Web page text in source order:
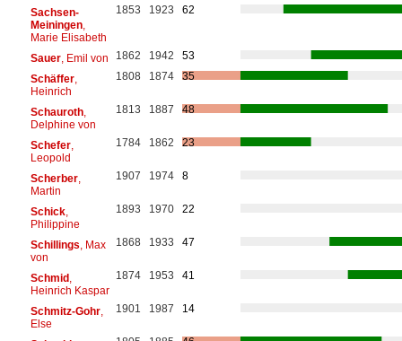
Sachsen-
Meiningen,
Marie Elisabeth
1853 1923 62
Sauer, Emil von 1862 1942
53
Schäffer,
Heinrich
1808 1874 35
Schauroth,
Delphine von
1813 1887 48
Schefer,
Leopold
1784 1862 23
Scherber,
Martin
1907 1974 8
Schick,
Philippine
1893 1970 22
Schillings, Max
von
1868 1933 47
Schmid ,
Heinrich Kaspar
1874 1953 41
Schmitz-Gohr,
Else
1901 1987 14